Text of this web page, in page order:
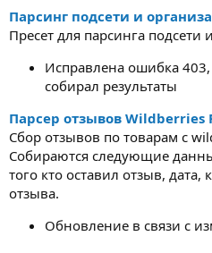
Парсинг подсети и
Пресет для парсинга подсети
Исправлена ошибка 403,
собирал результаты
Парсер отзывов Wildberries
Сбор отзывов по товарам с
Собираются следующие
того кто оставил отзыв, дата,
отзыва.
Обновление в связи с